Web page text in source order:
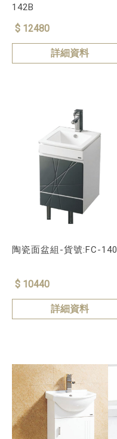
142B
$ 12480
詳細資料
陶瓷面盆組-貨號:FC-140
$ 10440
詳細資料